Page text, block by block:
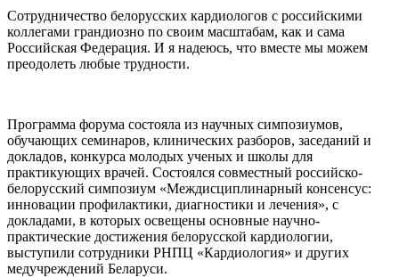
Сотрудничество белорусских кардиологов с российскими
коллегами грандиозно по своим масштабам, как и сама
Российская Федерация. И я надеюсь, что вместе мы можем
преодолеть любые трудности.
Программа форума состояла из научных симпозиумов,
обучающих семинаров, клинических разборов, заседаний и
докладов, конкурса молодых ученых и школы для
практикующих врачей. Состоялся совместный российско-
белорусский симпозиум «Междисциплинарный консенсус:
инновации профилактики, диагностики и лечения», с
докладами, в которых освещены основные научно-
практические достижения белорусской кардиологии,
выступили сотрудники РНПЦ «Кардиология» и других
медучреждений Беларуси.